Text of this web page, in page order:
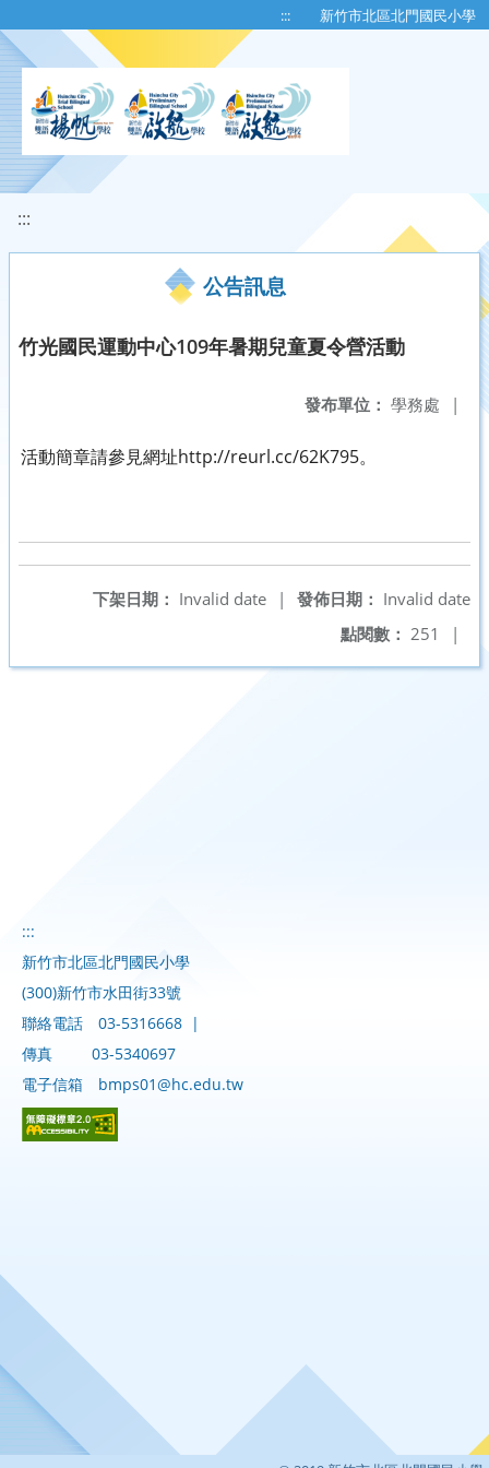
::: 新竹市北區北門國民小學
:::
公告訊息
竹光國民運動中心109年暑期兒童夏令營活動
發布單位： 學務處 |
活動簡章請參見網址http://reurl.cc/62K795。
發佈日期： Invalid date
下架日期： Invalid date
|
點閱數： 251 |
:::
新竹市北區北門國民小學
(300)新竹市水田街33號
聯絡電話
03-5316668 |
傳真
03-5340697
電子信箱
bmps01@hc.edu.tw